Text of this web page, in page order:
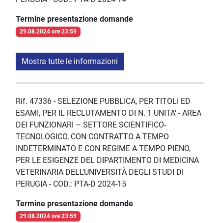
Termine presentazione domande
29.08.2024 ore 23:59
Mostra tutte le informazioni
Rif. 47336 - SELEZIONE PUBBLICA, PER TITOLI ED
ESAMI, PER IL RECLUTAMENTO DI N. 1 UNITA' - AREA
DEI FUNZIONARI – SETTORE SCIENTIFICO-
TECNOLOGICO, CON CONTRATTO A TEMPO
INDETERMINATO E CON REGIME A TEMPO PIENO,
PER LE ESIGENZE DEL DIPARTIMENTO DI MEDICINA
VETERINARIA DELL'UNIVERSITÀ DEGLI STUDI DI
PERUGIA - COD.: PTA-D 2024-15
Termine presentazione domande
29.08.2024 ore 23:59